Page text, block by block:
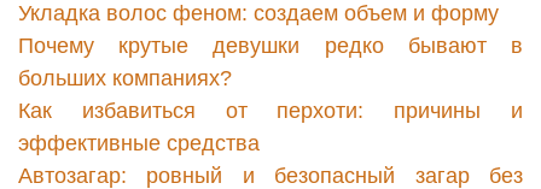
Укладка волос феном: создаем объем и форму
Почему крутые девушки редко бывают в
больших компаниях?
Как избавиться от перхоти: причины и
эффективные средства
Автозагар: ровный и безопасный загар без